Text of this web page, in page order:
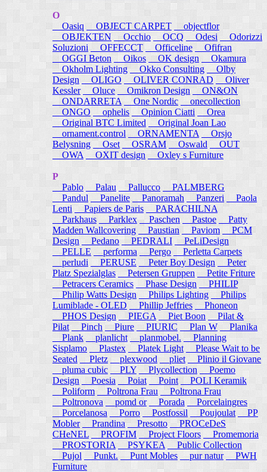
O
Oasiq
OBJECT CARPET
objectflor
OBJEKTEN
Occhio OCQ Odesi
Odorizzi
Soluzioni
OFFECCT Officeline
Ofifran
OGGI Beton
Oikos OK design
Okamura
Okholm Lighting
Okko Consulting
Olby
Design
OLIGO OLIVER CONRAD
Oliver
Kessler
Oluce Omikron Design
ON&ON
ONDARRETA
One Nordic
onecollection
ONGO
ophelis Opinion Ciatti
Orea
Original BTC Limited
Original Joan Lao
ornament.control
ORNAMENTA
Orsjo
Belysning
Oset OSRAM Oswald
OUT
OWA
OXIT design Oxley s Furniture
P
Pablo
Palau Pallucco
PALMBERG
Pandul
Panelite Panoramah Panzeri
Paola
Lenti
Papiers de Paris
PARACHILNA
Parkhaus
Parklex Paschen Pastoe
Patty
Madden Wallcovering
Paustian Paviom
PCM
Design
Pedano PEDRALI
PeLiDesign
PELLE
performa Pergo
Perletta Carpets
perludi
PERUSE Peter Boy Design
Peter
Platz Spezialglas
Petersen Gruppen
Petite Friture
Petracers Ceramics
Phase Design
PHILIP
Philip Watts Design
Philips Lighting
Philips
Lumiblade - OLED
Phillip Jeffries
Phoneon
PHOS Design
PIEGA Piet Boon
Pilat &
Pilat
Pinch Piure PIURIC Plan W
Planika
Plank
planlicht planmobel. Planning
Sisplamo
Plastex Platek Light
Please Wait to be
Seated
Pletz plexwood pliet
Plinio il Giovane
pluma cubic
PLY Plycollection
Poemo
Design
Poesia Poiat Point
POLI Keramik
Poliform
Poltrona Frau
Poltrona Frau
Poltronova
pomd or Porada
Porcelaingres
Porcelanosa
Porro Postfossil Poujoulat
PP
Mobler
Prandina Presotto
PROCeDeS
CHeNEL
PROFIM Project Floors
Promemoria
PROSTORIA
PSYKEA
Public Collection
Pujol
Punkt. Punt Mobles pur natur
PWH
Furniture